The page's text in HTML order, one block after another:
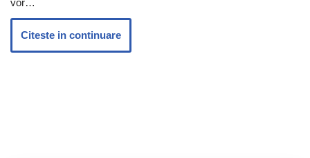
Citeste in continuare